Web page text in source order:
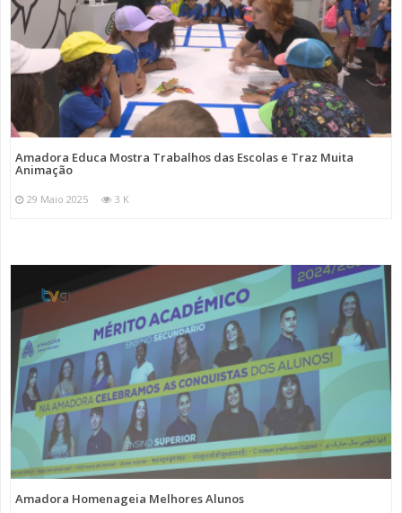
Amadora Educa Mostra Trabalhos das Escolas e Traz Muita
Animação
29 Maio 2025 3 K
Amadora Homenageia Melhores Alunos